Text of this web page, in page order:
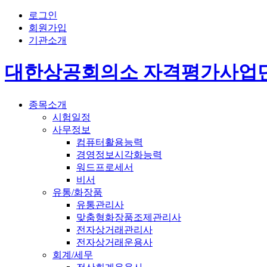
로그인
회원가입
기관소개
대한상공회의소 자격평가사업
종목소개
시험일정
사무정보
컴퓨터활용능력
경영정보시각화능력
워드프로세서
비서
유통/화장품
유통관리사
맞춤형화장품조제관리사
전자상거래관리사
전자상거래운용사
회계/세무